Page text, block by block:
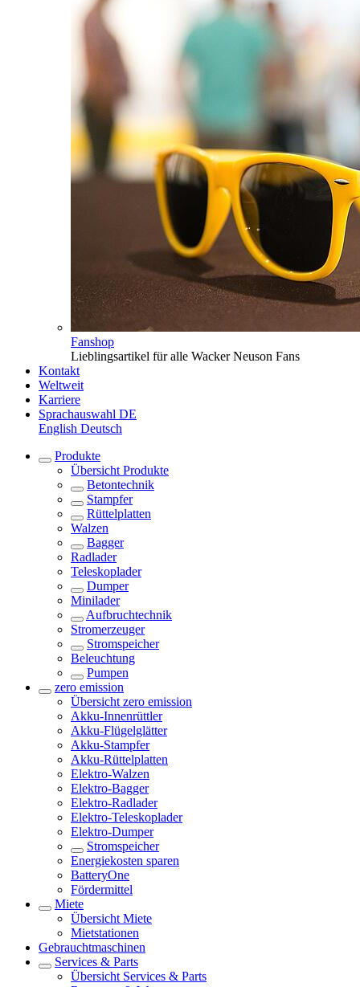
Fanshop
Lieblingsartikel für alle Wacker Neuson Fans
Kontakt
Weltweit
Karriere
Sprachauswahl DE
English Deutsch
Produkte
Übersicht Produkte
Betontechnik
Stampfer
Rüttelplatten
Walzen
Bagger
Radlader
Teleskoplader
Dumper
Minilader
Aufbruchtechnik
Stromerzeuger
Stromspeicher
Beleuchtung
Pumpen
zero emission
Übersicht zero emission
Akku-Innenrüttler
Akku-Flügelglätter
Akku-Stampfer
Akku-Rüttelplatten
Elektro-Walzen
Elektro-Bagger
Elektro-Radlader
Elektro-Teleskoplader
Elektro-Dumper
Stromspeicher
Energiekosten sparen
BatteryOne
Fördermittel
Miete
Übersicht Miete
Mietstationen
Gebrauchtmaschinen
Services & Parts
Übersicht Services & Parts